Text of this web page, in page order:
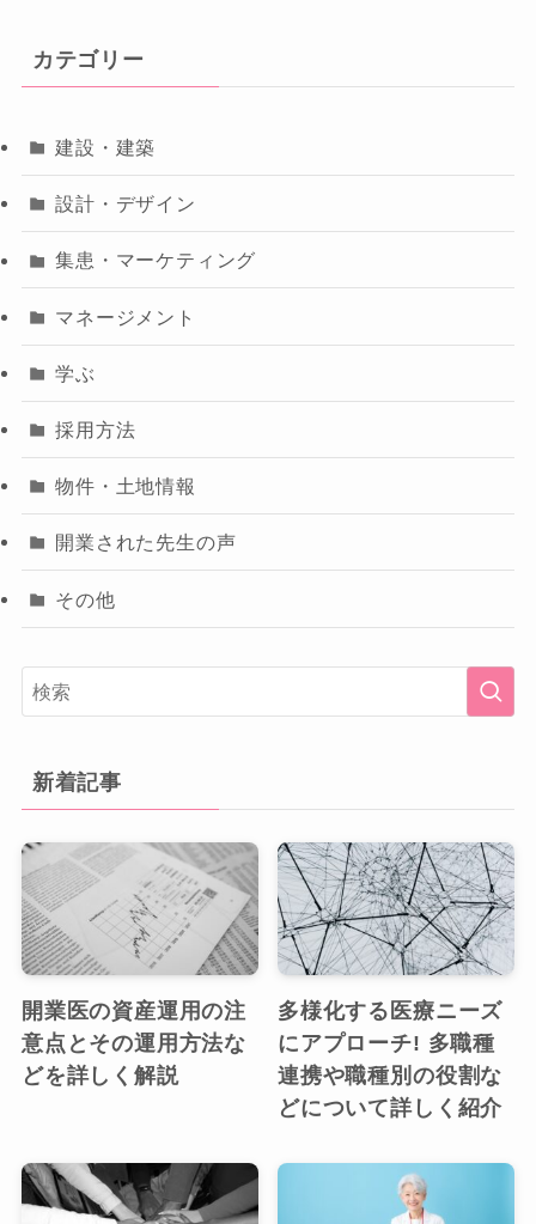
カテゴリー
建設・建築
設計・デザイン
集患・マーケティング
マネージメント
学ぶ
採用方法
物件・土地情報
開業された先生の声
その他
新着記事
開業医の資産運用の注
意点とその運用方法な
どを詳しく解説
多様化する医療ニーズ
にアプローチ! 多職種
連携や職種別の役割な
どについて詳しく紹介